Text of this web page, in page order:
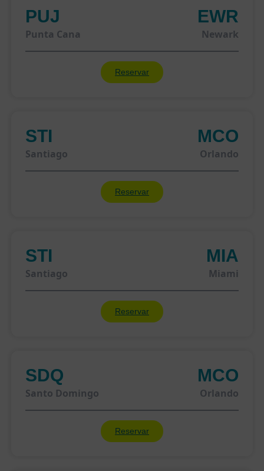
PUJ
Punta Cana
EWR
Newark
Reservar
STI
Santiago
MCO
Orlando
Reservar
STI
Santiago
MIA
Miami
Reservar
SDQ
Santo Domingo
MCO
Orlando
Reservar